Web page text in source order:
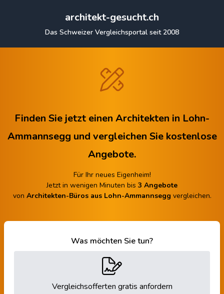
architekt-gesucht.ch
Das Schweizer Vergleichsportal seit 2008
Finden Sie jetzt einen Architekten in Lohn-
Ammannsegg und vergleichen Sie kostenlose
Angebote.
Für Ihr neues Eigenheim!
Jetzt in wenigen Minuten bis 3 Angebote
von Architekten-Büros aus Lohn-Ammannsegg vergleichen.
Was möchten Sie tun?
Vergleichsofferten gratis anfordern